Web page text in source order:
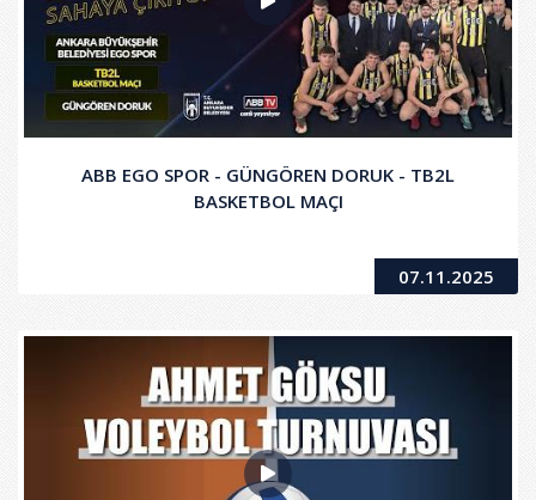
ABB EGO SPOR - GÜNGÖREN DORUK - TB2L
BASKETBOL MAÇI
07.11.2025